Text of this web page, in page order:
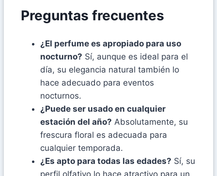
Preguntas frecuentes
¿El perfume es apropiado para uso
nocturno? Sí, aunque es ideal para el
día, su elegancia natural también lo
hace adecuado para eventos
nocturnos.
¿Puede ser usado en cualquier
estación del año? Absolutamente, su
frescura floral es adecuada para
cualquier temporada.
¿Es apto para todas las edades? Sí, su
perfil olfativo lo hace atractivo para un